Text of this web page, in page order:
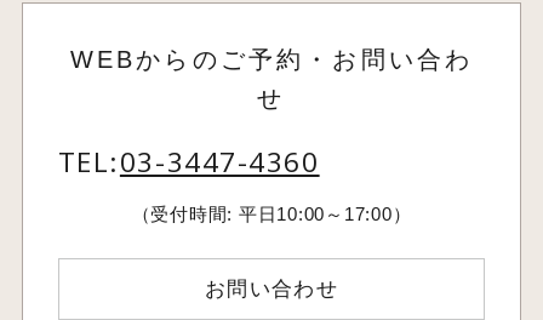
WEBからのご予約・お問い合わ
せ
TEL:03-3447-4360
（受付時間: 平日10:00～17:00）
お問い合わせ